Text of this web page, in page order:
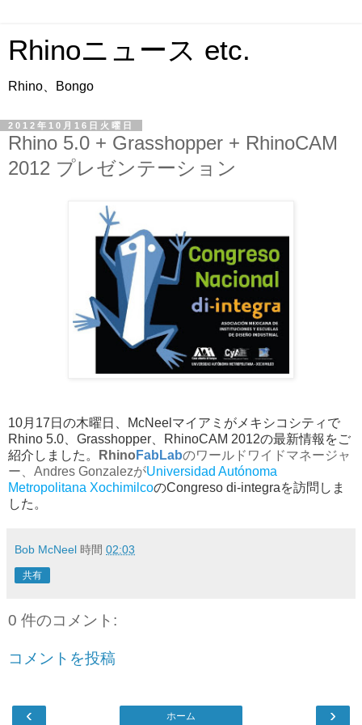
Rhinoニュース etc.
Rhino、Bongo
2012年10月16日火曜日
Rhino 5.0 + Grasshopper + RhinoCAM
2012 プレゼンテーション
10月17日の木曜日、McNeelマイアミがメキシコシティで
Rhino 5.0、Grasshopper、RhinoCAM 2012の最新情報をご
紹介しました。
Rhino FabLabのワールドワイドマネージャ
ー、Andres GonzalezがUniversidad Autónoma
Metropolitana XochimilcoのCongreso di-integraを訪問しま
した。
Bob McNeel 時間 02:03
共有
0 件のコメント:
コメントを投稿
‹ ›
ホーム